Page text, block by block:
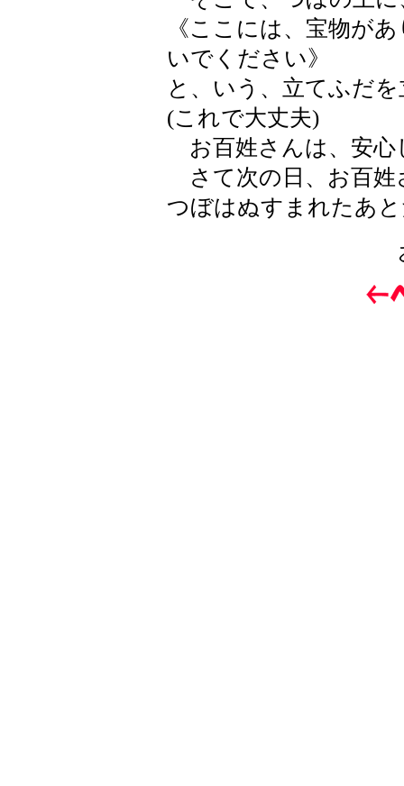
《ここには、宝物が
いでください》
と、いう、立てふだ
(これで大丈夫)
お百姓さんは、安心
さて次の日、お百姓
つぼはぬすまれたあ